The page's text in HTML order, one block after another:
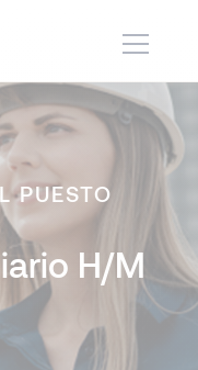
PUESTO
H/M